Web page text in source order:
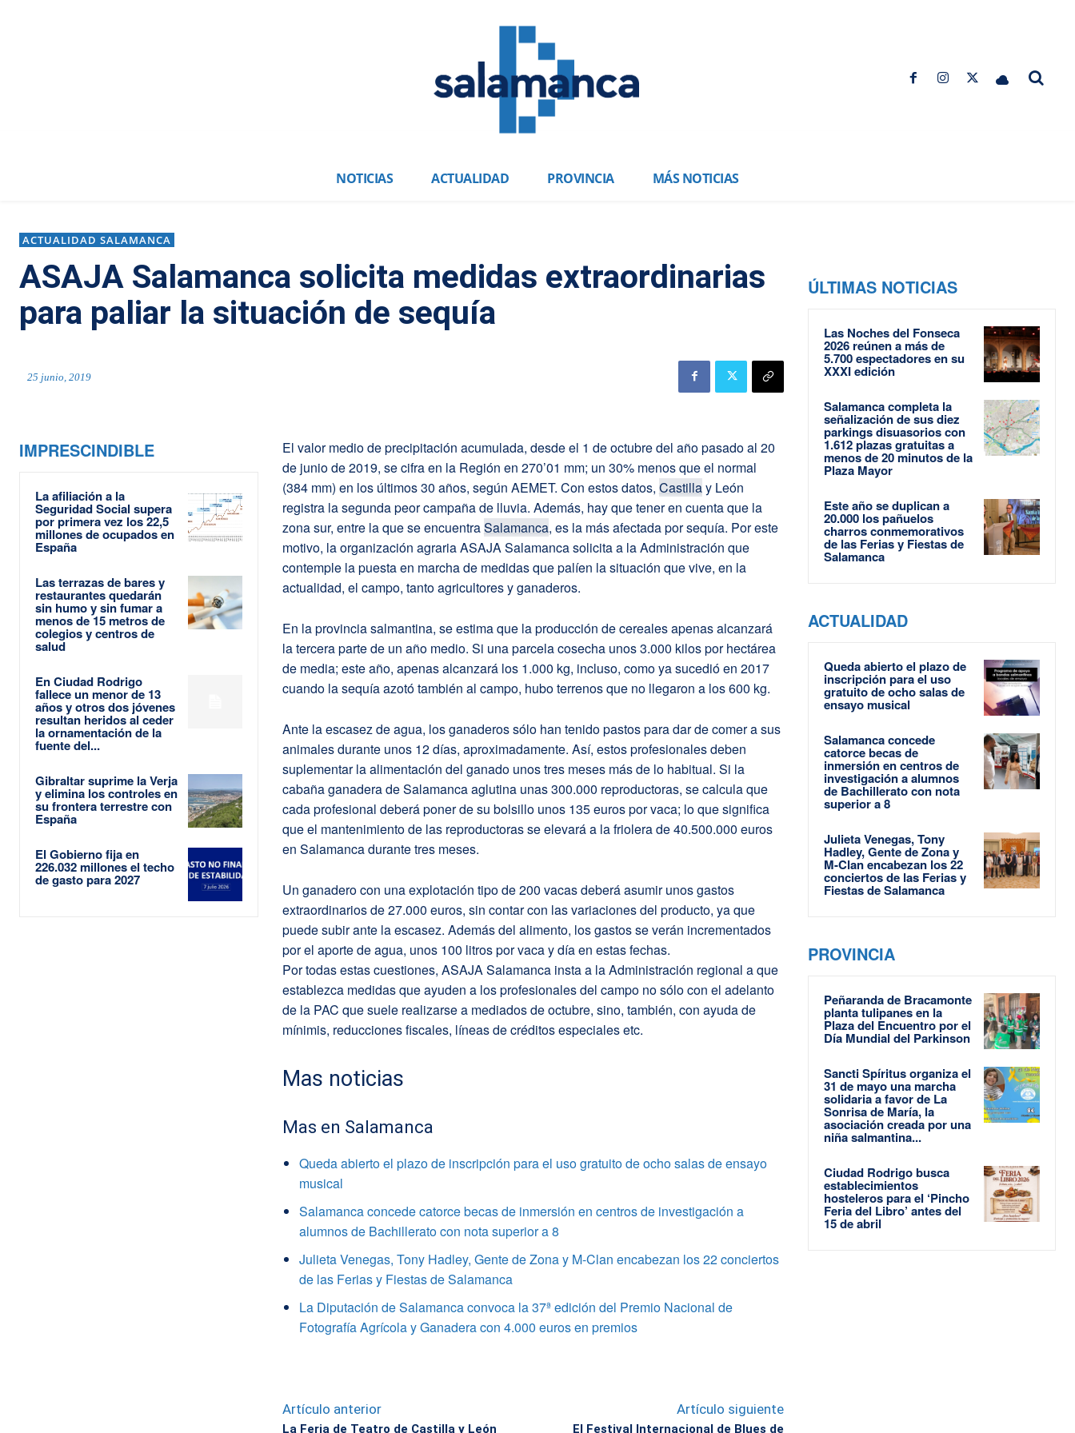
NOTICIAS ACTUALIDAD PROVINCIA MÁS NOTICIAS
ACTUALIDAD SALAMANCA
ASAJA Salamanca solicita medidas extraordinarias
para paliar la situación de sequía
25 junio, 2019
IMPRESCINDIBLE
La afiliación a la
Seguridad Social supera
por primera vez los 22,5
millones de ocupados en
España
Las terrazas de bares y
restaurantes quedarán
sin humo y sin fumar a
menos de 15 metros de
colegios y centros de
salud
En Ciudad Rodrigo
fallece un menor de 13
años y otros dos jóvenes
resultan heridos al ceder
la ornamentación de la
fuente del...
Gibraltar suprime la Verja
y elimina los controles en
su frontera terrestre con
España
El Gobierno fija en
226.032 millones el techo
de gasto para 2027
El valor medio de precipitación acumulada, desde el 1 de octubre del año pasado al 20
de junio de 2019, se cifra en la Región en 270’01 mm; un 30% menos que el normal
(384 mm) en los últimos 30 años, según AEMET. Con estos datos, Castillay León
registra la segunda peor campaña de lluvia. Además, hay que tener en cuenta que la
zona sur, entre la que se encuentraSalamanca, es la más afectada por sequía. Por este
motivo, la organización agraria ASAJA Salamanca solicita a la Administración que
contemple la puesta en marcha de medidas que palíen la situación que vive, en la
actualidad, el campo, tanto agricultores y ganaderos.
En la provincia salmantina, se estima que la producción de cereales apenas alcanzará
la tercera parte de un año medio. Si una parcela cosecha unos 3.000 kilos por hectárea
de media; este año, apenas alcanzará los 1.000 kg, incluso, como ya sucedió en 2017
cuando la sequía azotó también al campo, hubo terrenos que no llegaron a los 600 kg.
Ante la escasez de agua, los ganaderos sólo han tenido pastos para dar de comer a sus
animales durante unos 12 días, aproximadamente. Así, estos profesionales deben
suplementar la alimentación del ganado unos tres meses más de lo habitual. Si la
cabaña ganadera de Salamanca aglutina unas 300.000 reproductoras, se calcula que
cada profesional deberá poner de su bolsillo unos 135 euros por vaca; lo que significa
que el mantenimiento de las reproductoras se elevará a la friolera de 40.500.000 euros
en Salamanca durante tres meses.
Un ganadero con una explotación tipo de 200 vacas deberá asumir unos gastos
extraordinarios de 27.000 euros, sin contar con las variaciones del producto, ya que
puede subir ante la escasez. Además del alimento, los gastos se verán incrementados
por el aporte de agua, unos 100 litros por vaca y día en estas fechas.
Por todas estas cuestiones, ASAJA Salamanca insta a la Administración regional a que
establezca medidas que ayuden a los profesionales del campo no sólo con el adelanto
de la PAC que suele realizarse a mediados de octubre, sino, también, con ayuda de
mínimis, reducciones fiscales, líneas de créditos especiales etc.
Mas noticias
Mas en Salamanca
Queda abierto el plazo de inscripción para el uso gratuito de ocho salas de ensayo
musical
Salamanca concede catorce becas de inmersión en centros de investigación a
alumnos de Bachillerato con nota superior a 8
Julieta Venegas, Tony Hadley, Gente de Zona y M-Clan encabezan los 22 conciertos
de las Ferias y Fiestas de Salamanca
La Diputación de Salamanca convoca la 37ª edición del Premio Nacional de
Fotografía Agrícola y Ganadera con 4.000 euros en premios
Artículo anterior
La Feria de Teatro de Castilla y León
Artículo siguiente
El Festival Internacional de Blues de
ÚLTIMAS NOTICIAS
Las Noches del Fonseca
2026 reúnen a más de
5.700 espectadores en su
XXXI edición
Salamanca completa la
señalización de sus diez
parkings disuasorios con
1.612 plazas gratuitas a
menos de 20 minutos de la
Plaza Mayor
Este año se duplican a
20.000 los pañuelos
charros conmemorativos
de las Ferias y Fiestas de
Salamanca
ACTUALIDAD
Queda abierto el plazo de
inscripción para el uso
gratuito de ocho salas de
ensayo musical
Salamanca concede
catorce becas de
inmersión en centros de
investigación a alumnos
de Bachillerato con nota
superior a 8
Julieta Venegas, Tony
Hadley, Gente de Zona y
M-Clan encabezan los 22
conciertos de las Ferias y
Fiestas de Salamanca
PROVINCIA
Peñaranda de Bracamonte
planta tulipanes en la
Plaza del Encuentro por el
Día Mundial del Parkinson
Sancti Spíritus organiza el
31 de mayo una marcha
solidaria a favor de La
Sonrisa de María, la
asociación creada por una
niña salmantina...
Ciudad Rodrigo busca
establecimientos
hosteleros para el ‘Pincho
Feria del Libro’ antes del
15 de abril